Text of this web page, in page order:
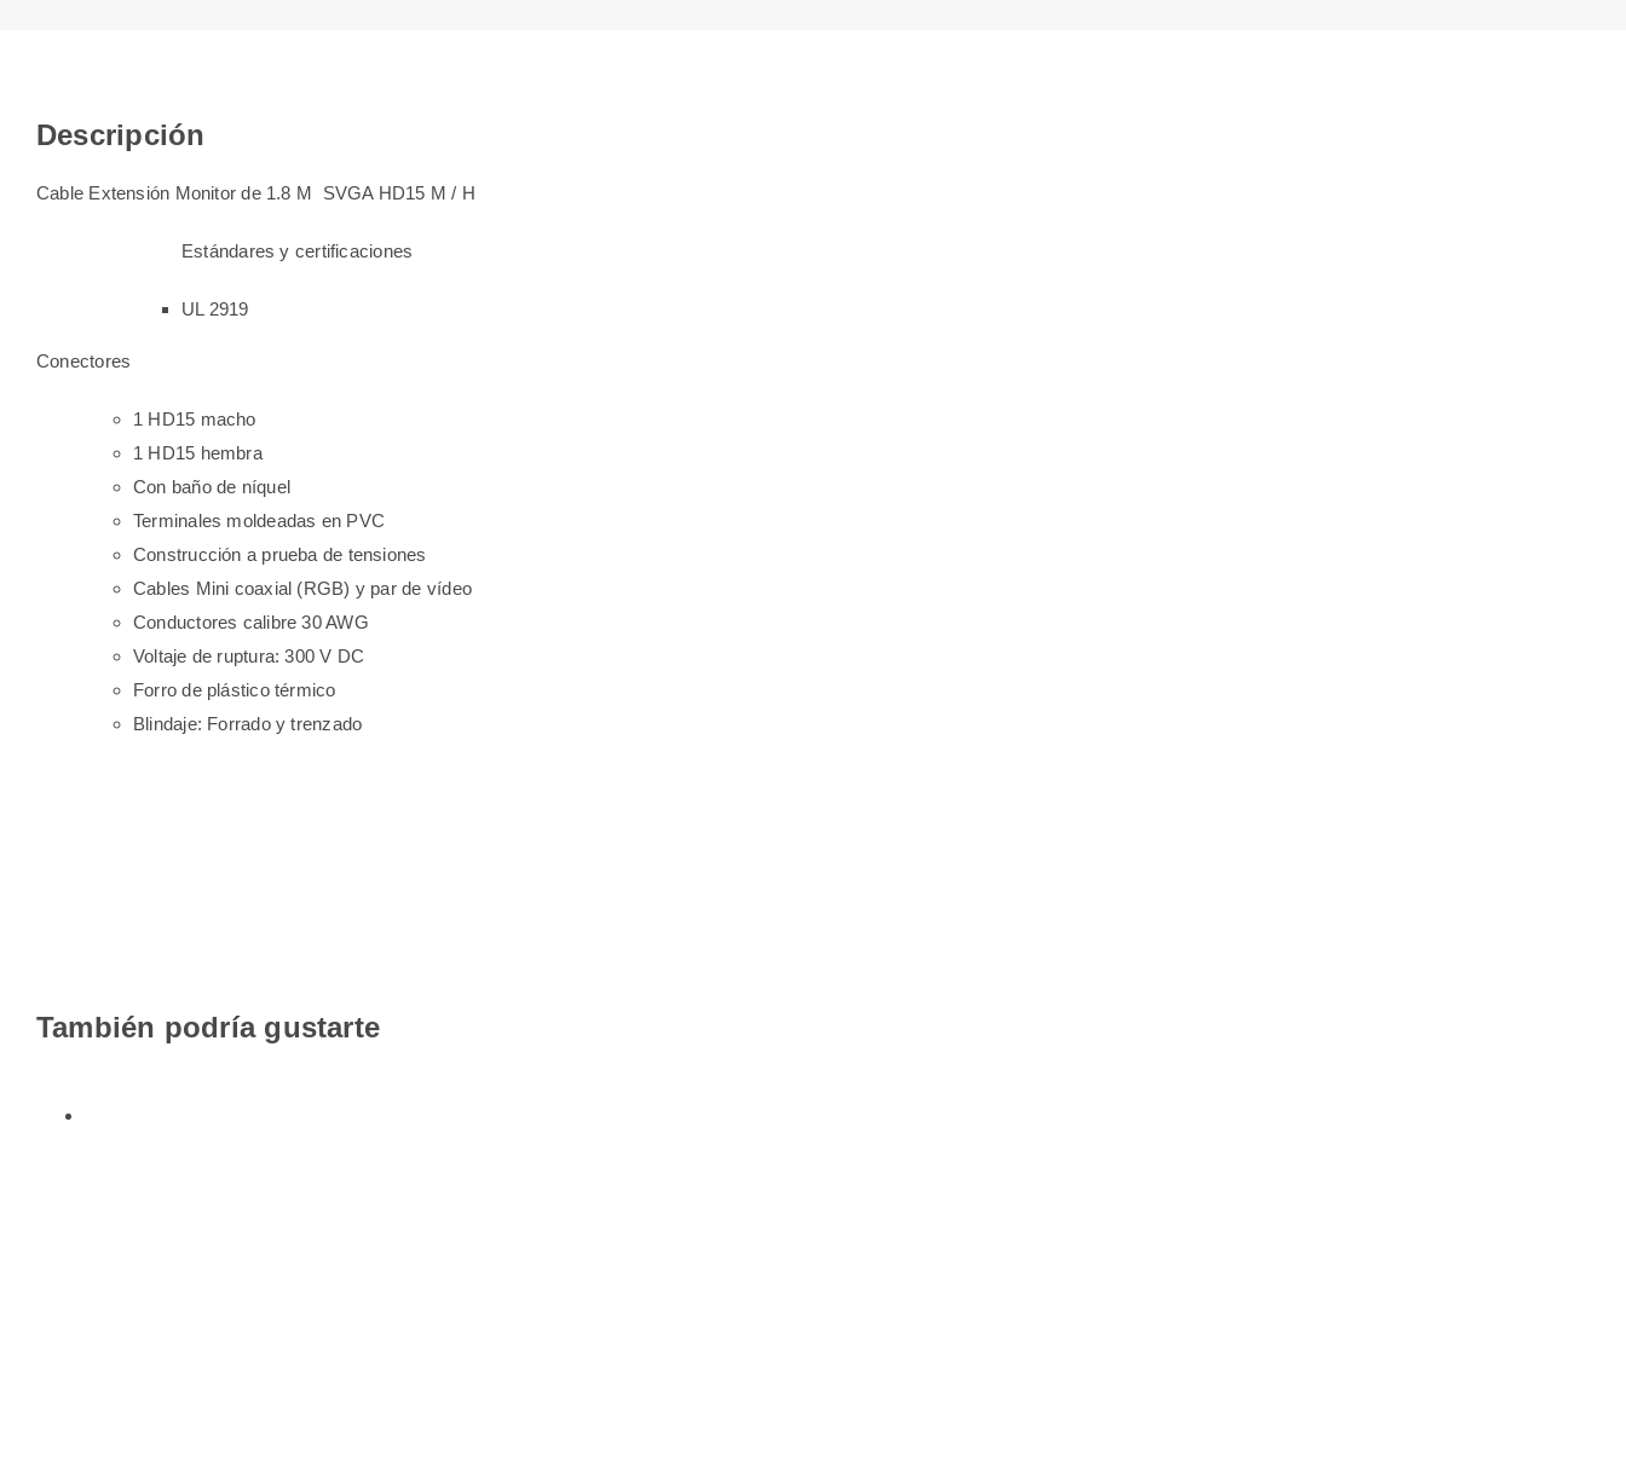
Descripción
Cable Extensión Monitor de 1.8 M SVGA HD15 M / H
Estándares y certificaciones
UL 2919
Conectores
1 HD15 macho
1 HD15 hembra
Con baño de níquel
Terminales moldeadas en PVC
Construcción a prueba de tensiones
Cables Mini coaxial (RGB) y par de vídeo
Conductores calibre 30 AWG
Voltaje de ruptura: 300 V DC
Forro de plástico térmico
Blindaje: Forrado y trenzado
También podría gustarte